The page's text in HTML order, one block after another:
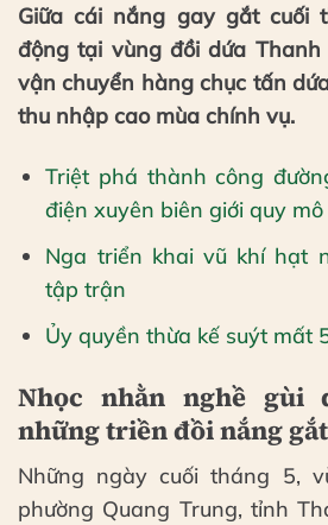
Giữa cái nắng gay gắt cuối
động tại vùng đồi dứa
vận chuyển hàng chục tấn
thu nhập cao mùa chính vụ.
Triệt phá thành công
điện xuyên biên giới quy mô
Nga triển khai vũ khí hạt
tập trận
Ủy quyền thừa kế suýt mất
Nhọc nhằn nghề gùi
những triền đồi nắng gắt
Những ngày cuối tháng 5,
phường Quang Trung, tỉnh